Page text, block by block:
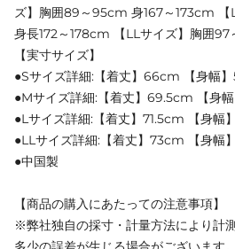
ズ】胸囲89～95cm 身167～173cm
身長172～178cm 【LLサイズ】胸囲
【実寸サイズ】
●Sサイズ詳細:【着丈】66cm 【身幅
●Mサイズ詳細:【着丈】69.5cm 【身
●Lサイズ詳細:【着丈】71.5cm 【身
●LLサイズ詳細:【着丈】73cm 【身
●中国製
【商品の購入にあたっての注意事項】
※弊社独自の採寸・計量方法により計